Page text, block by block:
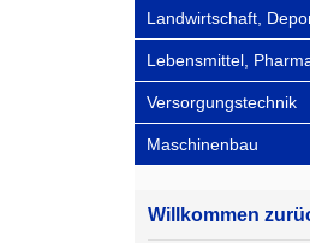
Landwirtschaft,
Lebensmittel,
Versorgungstechnik
Maschinenbau
Willkommen